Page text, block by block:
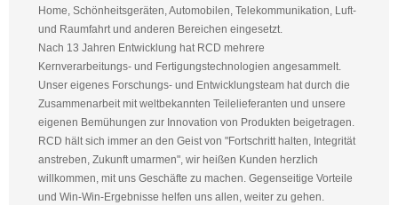
Home, Schönheitsgeräten, Automobilen, Telekommunikation, Luft-
und Raumfahrt und anderen Bereichen eingesetzt.
Nach 13 Jahren Entwicklung hat RCD mehrere
Kernverarbeitungs- und Fertigungstechnologien angesammelt.
Unser eigenes Forschungs- und Entwicklungsteam hat durch die
Zusammenarbeit mit weltbekannten Teilelieferanten und unsere
eigenen Bemühungen zur Innovation von Produkten beigetragen.
RCD hält sich immer an den Geist von "Fortschritt halten, Integrität
anstreben, Zukunft umarmen", wir heißen Kunden herzlich
willkommen, mit uns Geschäfte zu machen. Gegenseitige Vorteile
und Win-Win-Ergebnisse helfen uns allen, weiter zu gehen.